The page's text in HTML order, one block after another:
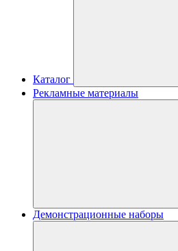
Каталог
Рекламные материалы
Демонстрационные наборы